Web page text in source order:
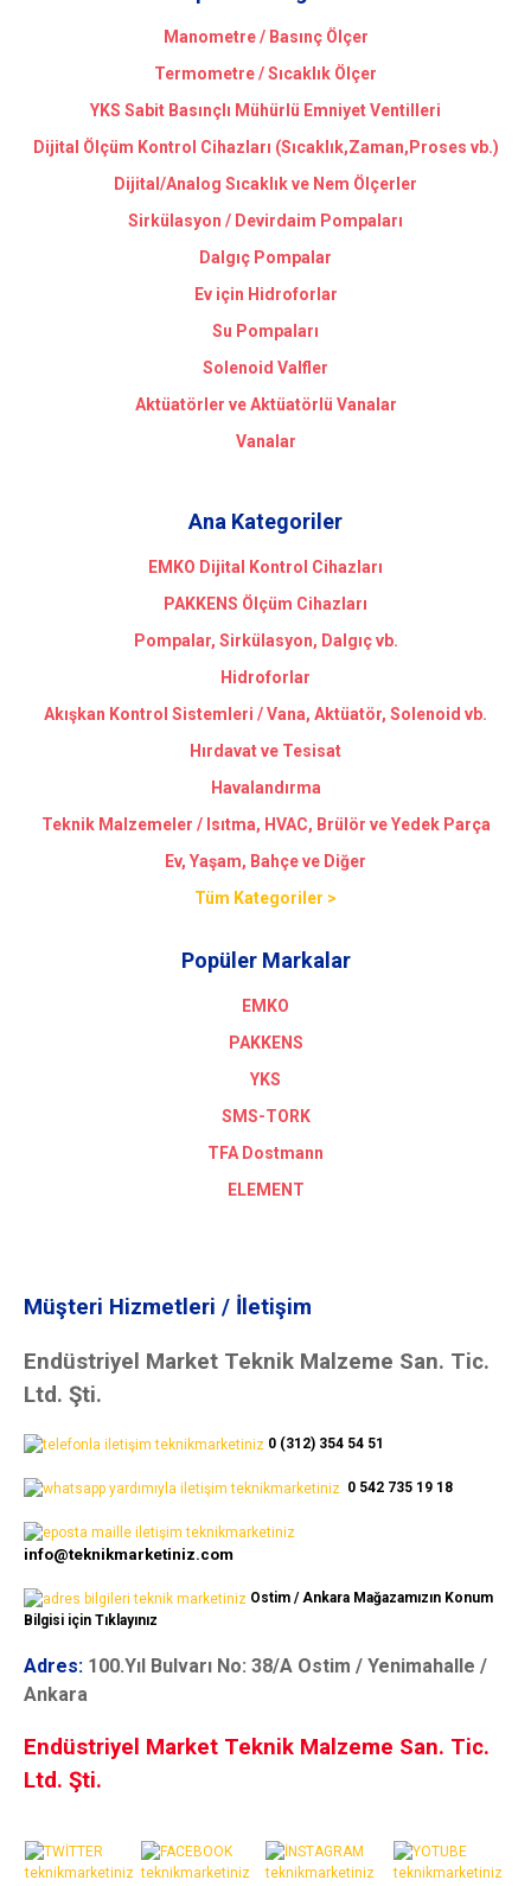
Manometre / Basınç Ölçer
Termometre / Sıcaklık Ölçer
YKS Sabit Basınçlı Mühürlü Emniyet Ventilleri
Dijital Ölçüm Kontrol Cihazları (Sıcaklık,Zaman,Proses vb.)
Dijital/Analog Sıcaklık ve Nem Ölçerler
Sirkülasyon / Devirdaim Pompaları
Dalgıç Pompalar
Ev için Hidroforlar
Su Pompaları
Solenoid Valfler
Aktüatörler ve Aktüatörlü Vanalar
Vanalar
Ana Kategoriler
EMKO Dijital Kontrol Cihazları
PAKKENS Ölçüm Cihazları
Pompalar, Sirkülasyon, Dalgıç vb.
Hidroforlar
Akışkan Kontrol Sistemleri / Vana, Aktüatör, Solenoid vb.
Hırdavat ve Tesisat
Havalandırma
Teknik Malzemeler / Isıtma, HVAC, Brülör ve Yedek Parça
Ev, Yaşam, Bahçe ve Diğer
Tüm Kategoriler >
Popüler Markalar
EMKO
PAKKENS
YKS
SMS-TORK
TFA Dostmann
ELEMENT
Müşteri Hizmetleri / İletişim
Endüstriyel Market Teknik Malzeme San. Tic.
Ltd. Şti.
0 (312) 354 54 51
0 542 735 19 18
info@teknikmarketiniz.com
Ostim / Ankara Mağazamızın Konum
Bilgisi için Tıklayınız
Adres: 100.Yıl Bulvarı No: 38/A Ostim / Yenimahalle /
Ankara
Endüstriyel Market Teknik Malzeme San. Tic.
Ltd. Şti.